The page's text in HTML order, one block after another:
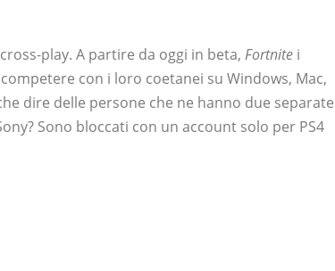
play. A partire da oggi in beta, Fortnite i
con i loro coetanei su Windows, Mac,
dire delle persone che ne hanno due separate
Sono bloccati con un account solo per PS4